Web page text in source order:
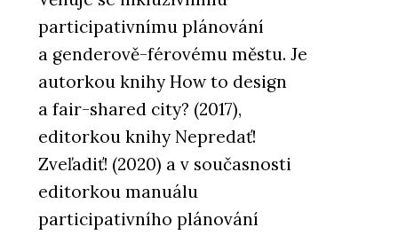
participativnímu plánování
a genderově-férovému městu. Je
autorkou knihy How to design
a fair-shared city? (2017),
editorkou knihy Nepredať!
Zveľadiť! (2020) a v současnosti
editorkou manuálu
participativního plánování